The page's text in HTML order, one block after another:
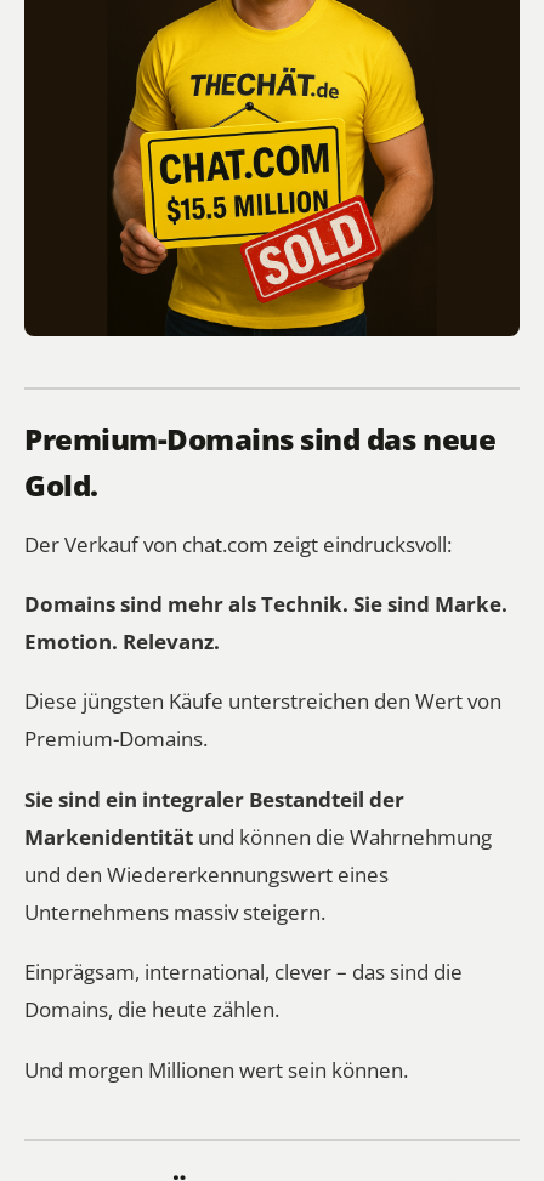
Premium-Domains sind das neue
Gold.
Der Verkauf von chat.com zeigt eindrucksvoll:
Domains sind mehr als Technik. Sie sind Marke.
Emotion. Relevanz.
Diese jüngsten Käufe unterstreichen den Wert von
Premium-Domains.
Sie sind ein integraler Bestandteil der
Markenidentität und können die Wahrnehmung
und den Wiedererkennungswert eines
Unternehmens massiv steigern.
Einprägsam, international, clever – das sind die
Domains, die heute zählen.
Und morgen Millionen wert sein können.